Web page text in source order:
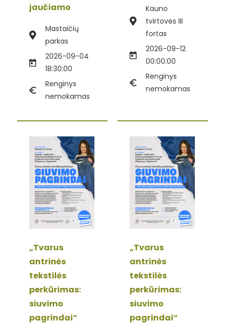
jaučiamo
Mastaičių
parkas
2026-09-04
18:30:00
Renginys
nemokamas
Kauno
tvirtovės III
fortas
2026-09-12
00:00:00
Renginys
nemokamas
„Tvarus
antrinės
tekstilės
perkūrimas:
siuvimo
pagrindai“
„Tvarus
antrinės
tekstilės
perkūrimas:
siuvimo
pagrindai“